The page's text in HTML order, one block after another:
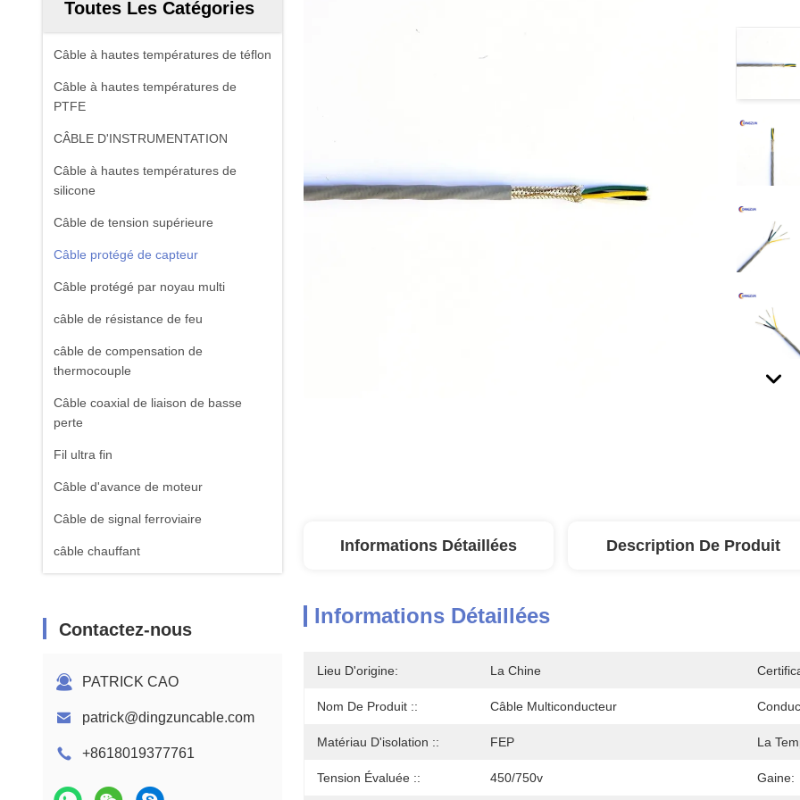
Toutes Les Catégories
Câble à hautes températures de téflon
Câble à hautes températures de
PTFE
CÂBLE D'INSTRUMENTATION
Câble à hautes températures de
silicone
Câble de tension supérieure
Câble protégé de capteur
Câble protégé par noyau multi
câble de résistance de feu
câble de compensation de
thermocouple
Câble coaxial de liaison de basse
perte
Fil ultra fin
Câble d'avance de moteur
Câble de signal ferroviaire
câble chauffant
Contactez-nous
PATRICK CAO
patrick@dingzuncable.com
+8618019377761
Informations Détaillées Description De Produit
Informations Détaillées
Lieu D'origine: La Chine
Nom De Produit :: Câble Multiconducteur
Matériau D'isolation :: FEP La
Tension Évaluée :: 450/750v Gaine: